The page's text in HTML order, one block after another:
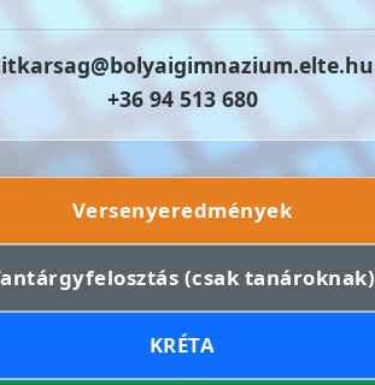
+36 94 513 680
Versenyeredmények
(csak tanároknak)
KRÉTA